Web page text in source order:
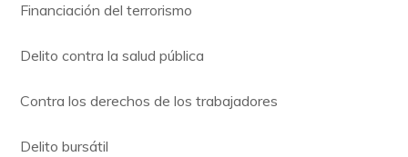
Financiación del terrorismo
Delito contra la salud pública
Contra los derechos de los trabajadores
Delito bursátil